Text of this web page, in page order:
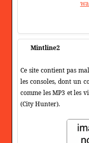
Mintline2
Ce site contient pas
les consoles, dont un
comme les MP3 et les
(City Hunter).